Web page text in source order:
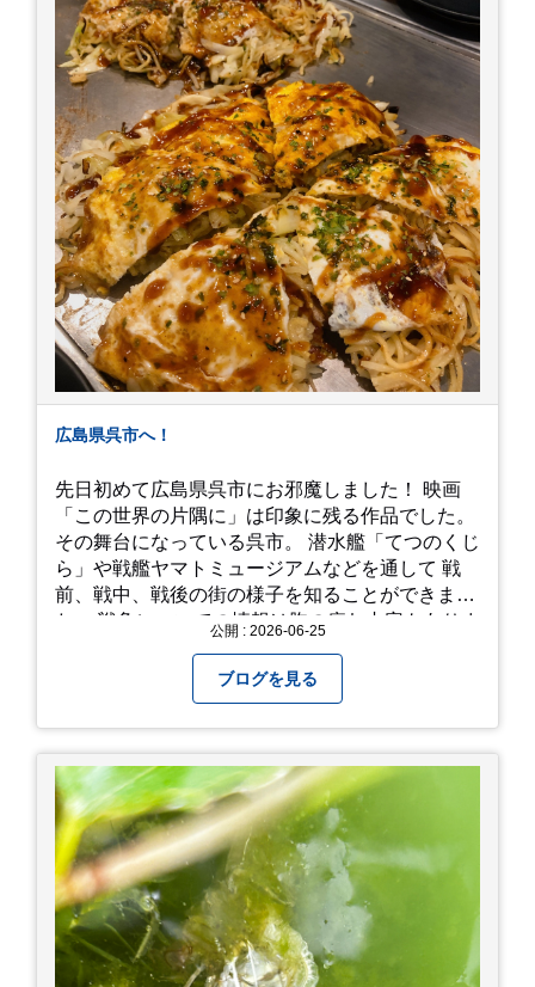
ミングかもしれませんが。お宮参りはお薦めで
す。
広島県呉市へ！
先日初めて広島県呉市にお邪魔しました！ 映画
「この世界の片隅に」は印象に残る作品でした。
その舞台になっている呉市。 潜水艦「てつのくじ
ら」や戦艦ヤマトミュージアムなどを通して 戦
前、戦中、戦後の街の様子を知ることができまし
た。 戦争についての情報は胸の痛む内容もありま
て本当に良かったです！ そして美味しい物もたく
さん。 写真は地元のスーパーで買った自分へのお
土産たち。 お好み焼きもやっぱり美味しいです
ね！ 広島また遊びに行きたいです♪
公開 : 2026-06-25
ブログを見る